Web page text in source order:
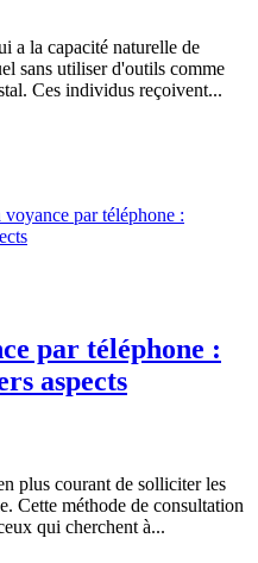
a la capacité naturelle de
sans utiliser d'outils comme
Ces individus reçoivent...
par téléphone :
aspects
plus courant de solliciter les
Cette méthode de consultation
qui cherchent à...